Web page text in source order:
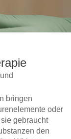
bringen
oder
gebraucht
den